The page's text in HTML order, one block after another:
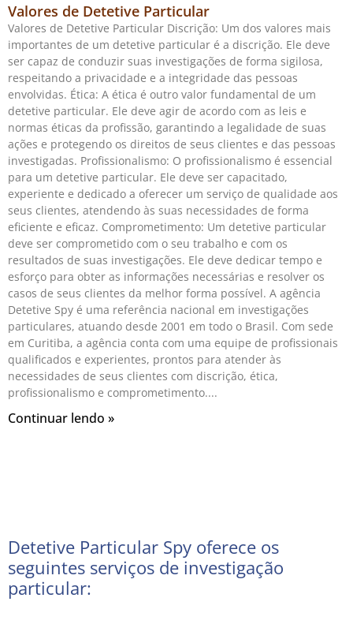
Valores de Detetive Particular
Valores de Detetive Particular Discrição: Um dos valores mais
importantes de um detetive particular é a discrição. Ele deve
ser capaz de conduzir suas investigações de forma sigilosa,
respeitando a privacidade e a integridade das pessoas
envolvidas. Ética: A ética é outro valor fundamental de um
detetive particular. Ele deve agir de acordo com as leis e
normas éticas da profissão, garantindo a legalidade de suas
ações e protegendo os direitos de seus clientes e das pessoas
investigadas. Profissionalismo: O profissionalismo é essencial
para um detetive particular. Ele deve ser capacitado,
experiente e dedicado a oferecer um serviço de qualidade aos
seus clientes, atendendo às suas necessidades de forma
eficiente e eficaz. Comprometimento: Um detetive particular
deve ser comprometido com o seu trabalho e com os
resultados de suas investigações. Ele deve dedicar tempo e
esforço para obter as informações necessárias e resolver os
casos de seus clientes da melhor forma possível. A agência
Detetive Spy é uma referência nacional em investigações
particulares, atuando desde 2001 em todo o Brasil. Com sede
em Curitiba, a agência conta com uma equipe de profissionais
qualificados e experientes, prontos para atender às
necessidades de seus clientes com discrição, ética,
profissionalismo e comprometimento.
Continuar lendo »
Detetive Particular Spy oferece os
seguintes serviços de investigação
particular: